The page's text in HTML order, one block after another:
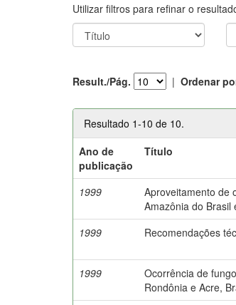
Utilizar filtros para refinar o
Result./Pág. | Ordenar
Resultado 1-10 de 10.
Ano de
publicação
Título
1999
Aproveitamento de
Amazônia do Brasil
1999
Recomendações
1999
Ocorrência de
Rondônia e Acre,